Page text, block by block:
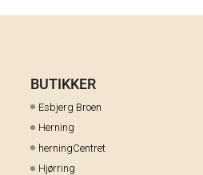
BUTIKKER
Esbjerg Broen
Herning
herningCentret
Hjørring